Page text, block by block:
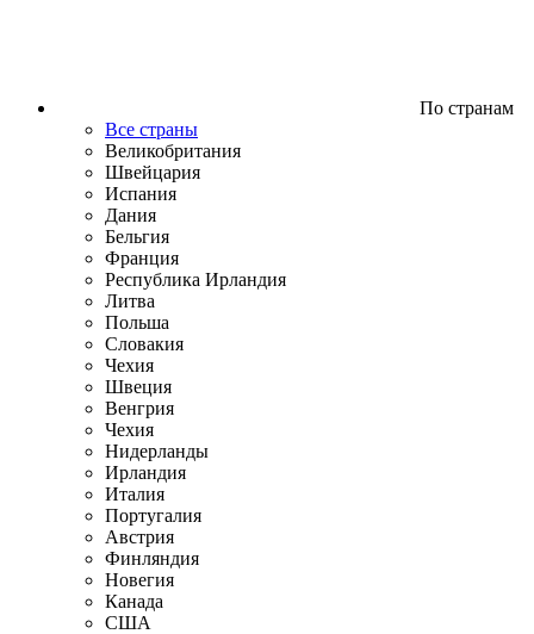
По странам
Все страны
Великобритания
Швейцария
Испания
Дания
Бельгия
Франция
Республика Ирландия
Литва
Польша
Словакия
Чехия
Швеция
Венгрия
Чехия
Нидерланды
Ирландия
Италия
Португалия
Австрия
Финляндия
Новегия
Канада
США